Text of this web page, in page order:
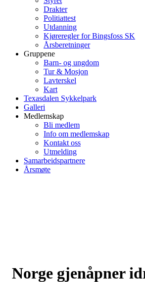
Drakter
Politiattest
Utdanning
Kjøreregler for Bingsfoss SK
Årsberetninger
Gruppene
Barn- og ungdom
Tur & Mosjon
Lavterskel
Kart
Texasdalen Sykkelpark
Galleri
Medlemskap
Bli medlem
Info om medlemskap
Kontakt oss
Utmelding
Samarbeidspartnere
Årsmøte
Norge gjenåpner